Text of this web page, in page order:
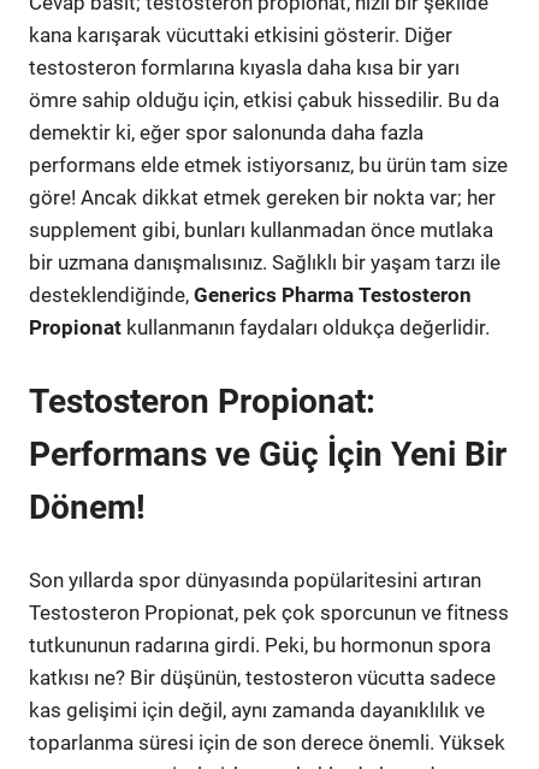
kana karışarak vücuttaki etkisini gösterir. Diğer
testosteron formlarına kıyasla daha kısa bir yarı
ömre sahip olduğu için, etkisi çabuk hissedilir. Bu da
demektir ki, eğer spor salonunda daha fazla
performans elde etmek istiyorsanız, bu ürün tam size
göre! Ancak dikkat etmek gereken bir nokta var; her
supplement gibi, bunları kullanmadan önce mutlaka
bir uzmana danışmalısınız. Sağlıklı bir yaşam tarzı ile
desteklendiğinde, Generics Pharma Testosteron
Propionat kullanmanın faydaları oldukça değerlidir.
Testosteron Propionat:
Performans ve Güç İçin Yeni Bir
Dönem!
Son yıllarda spor dünyasında popülaritesini artıran
Testosteron Propionat, pek çok sporcunun ve fitness
tutkununun radarına girdi. Peki, bu hormonun spora
katkısı ne? Bir düşünün, testosteron vücutta sadece
kas gelişimi için değil, aynı zamanda dayanıklılık ve
toparlanma süresi için de son derece önemli. Yüksek